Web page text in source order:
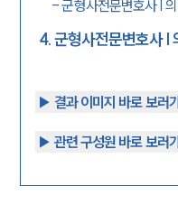
-군형사전문변호사 |
4.군형사전문변호사 |
▶︎ 결과 이미지 바로 보러
▶︎ 관련 구성원 바로 보러